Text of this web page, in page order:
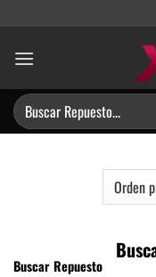
contenido
Buscar
por:
Buscar Repuesto